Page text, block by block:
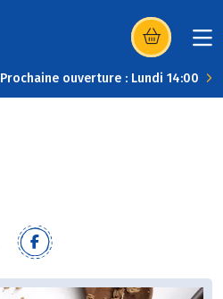
(s’ouvre dans
Prochaine ouverture : Lundi 14:00